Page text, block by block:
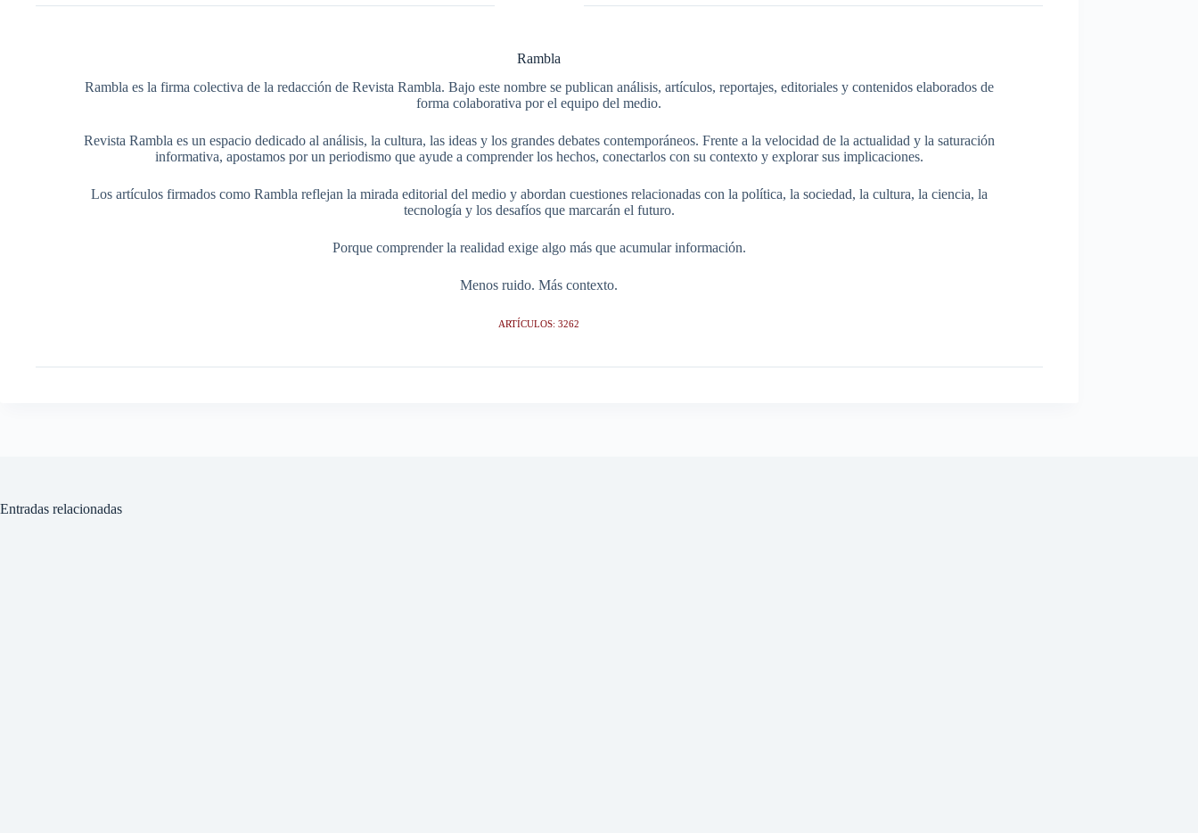
Rambla
Rambla es la firma colectiva de la redacción de Revista Rambla. Bajo este nombre se publican análisis, artículos, reportajes, editoriales y contenidos elaborados de
forma colaborativa por el equipo del medio.
Revista Rambla es un espacio dedicado al análisis, la cultura, las ideas y los grandes debates contemporáneos. Frente a la velocidad de la actualidad y la saturación
informativa, apostamos por un periodismo que ayude a comprender los hechos, conectarlos con su contexto y explorar sus implicaciones.
Los artículos firmados como Rambla reflejan la mirada editorial del medio y abordan cuestiones relacionadas con la política, la sociedad, la cultura, la ciencia, la
tecnología y los desafíos que marcarán el futuro.
Porque comprender la realidad exige algo más que acumular información.
Menos ruido. Más contexto.
ARTÍCULOS: 3262
Entradas relacionadas